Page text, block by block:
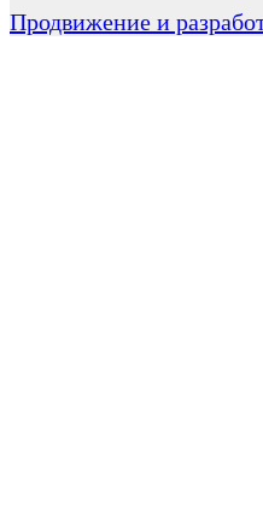
Продвижение и